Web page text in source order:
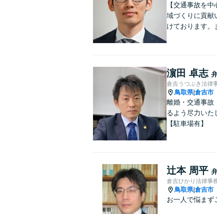
【交通事故を
域づくりに貢献
けております。
濵田 卓志
倉吉うつぶき法律
鳥取県|倉吉市
離婚・交通事故
るよう尽力いた
【駐車場有】
辻本 周平
倉吉ひかり法律事
鳥取県|倉吉市
お一人で悩まず